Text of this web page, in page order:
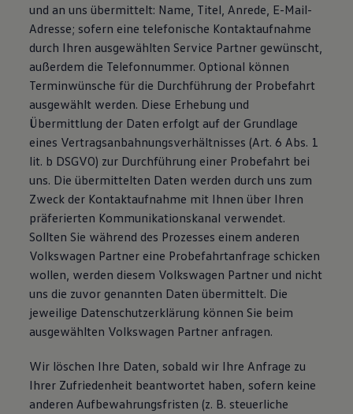
und an uns übermittelt: Name, Titel, Anrede, E-Mail-
Adresse; sofern eine telefonische Kontaktaufnahme
durch Ihren ausgewählten Service Partner gewünscht,
außerdem die Telefonnummer. Optional können
Terminwünsche für die Durchführung der Probefahrt
ausgewählt werden. Diese Erhebung und
Übermittlung der Daten erfolgt auf der Grundlage
eines Vertragsanbahnungsverhältnisses (Art. 6 Abs. 1
lit. b DSGVO) zur Durchführung einer Probefahrt bei
uns. Die übermittelten Daten werden durch uns zum
Zweck der Kontaktaufnahme mit Ihnen über Ihren
präferierten Kommunikationskanal verwendet.
Sollten Sie während des Prozesses einem anderen
Volkswagen Partner eine Probefahrtanfrage schicken
wollen, werden diesem Volkswagen Partner und nicht
uns die zuvor genannten Daten übermittelt. Die
jeweilige Datenschutzerklärung können Sie beim
ausgewählten Volkswagen Partner anfragen.
Wir löschen Ihre Daten, sobald wir Ihre Anfrage zu
Ihrer Zufriedenheit beantwortet haben, sofern keine
anderen Aufbewahrungsfristen (z. B. steuerliche